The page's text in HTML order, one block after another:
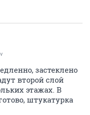
застеклено
второй слой
этажах. В
штукатурка